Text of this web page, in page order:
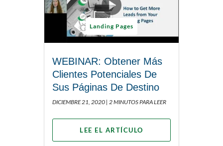
Landing Pages
WEBINAR: Obtener Más
Clientes Potenciales De
Sus Páginas De Destino
DICIEMBRE 21, 2020 | 2 MINUTOS PARA LEER
LEE EL ARTÍCULO